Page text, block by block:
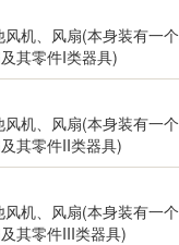
机、风扇(本身装有一
其零件I类器具)
机、风扇(本身装有一
其零件II类器具)
机、风扇(本身装有一
其零件III类器具)